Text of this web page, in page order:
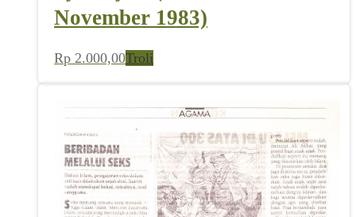
November 1983)
Rp 2.000,00Troli